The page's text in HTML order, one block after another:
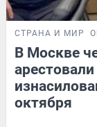
СТРАНА И МИР
В Москве
октября